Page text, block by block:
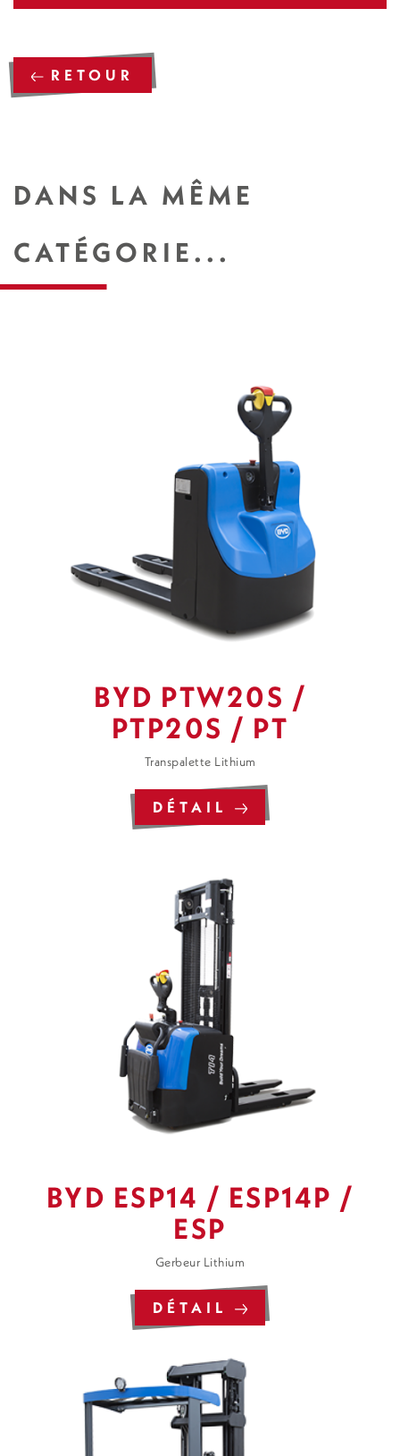
RETOUR
DANS LA MÊME
CATÉGORIE...
BYD PTW20S /
PTP20S / PT
Transpalette Lithium
DÉTAIL
BYD ESP14 / ESP14P /
ESP
Gerbeur Lithium
DÉTAIL